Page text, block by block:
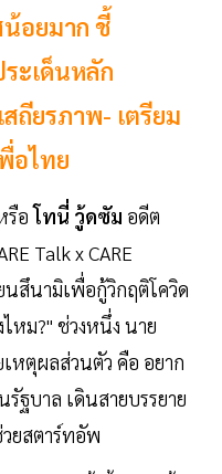
น้อยมาก ชี้
ะเด็นหลัก
สถียรภาพ- เตรียม
อไทย
รือโทนี่ วู้ดซัม อดีต
Talk x CARE
สึนามิเพื่อกู้วิกฤติโควิด
หม?" ช่วงหนึ่ง นาย
หตุผลส่วนตัว คือ อยาก
ฐบาล เดินสายบรรยาย
ยสตาร์ทอัพ